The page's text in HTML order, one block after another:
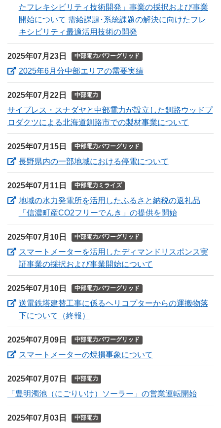
たフレキシビリティ技術開発」事業の採択および事業
開始について 需給課題･系統課題の解決に向けたフレ
キシビリティ最適活用技術の開発（新しいウィンドウを
2025年07月23日 中部電力パワーグリッド
2025年6月分中部エリアの需要実績（新しいウィンドウ
2025年07月22日 中部電力
サイプレス・スナダヤと中部電力が設立した釧路ウッドプ
ロダクツによる北海道釧路市での製材事業について
2025年07月15日 中部電力パワーグリッド
長野県内の一部地域における停電について
2025年07月11日 中部電力ミライズ
地域の水力発電所を活用したふるさと納税の返礼品
「信濃町産CO2フリーでんき」の提供を開始（新しいウ
2025年07月10日 中部電力パワーグリッド
スマートメーターを活用したディマンドリスポンス実
証事業の採択および事業開始について
2025年07月10日 中部電力パワーグリッド
送電鉄塔建替工事に係るヘリコプターからの運搬物落
下について（終報）
2025年07月09日 中部電力パワーグリッド
スマートメーターの焼損事象について
2025年07月07日 中部電力
「豊明濁池（にごりいけ）ソーラー」の営業運転開始
2025年07月03日 中部電力